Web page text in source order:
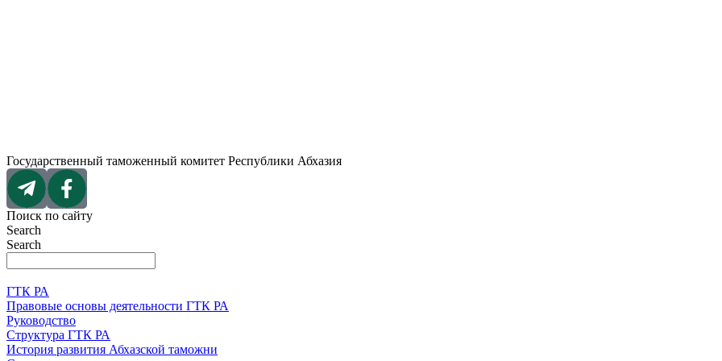
Государственный таможенный комитет Республики Абхазия
Поиск по сайту
Search
Search
ГТК РА
Правовые основы деятельности ГТК РА
Руководство
Структура ГТК РА
История развития Абхазской таможни